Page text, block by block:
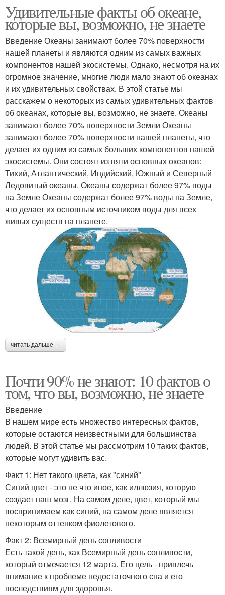
Удивительные факты об океане,
которые вы, возможно, не знаете
Введение Океаны занимают более 70% поверхности
нашей планеты и являются одним из самых важных
компонентов нашей экосистемы. Однако, несмотря на их
огромное значение, многие люди мало знают об океанах
и их удивительных свойствах. В этой статье мы
расскажем о некоторых из самых удивительных фактов
об океанах, которые вы, возможно, не знаете. Океаны
занимают более 70% поверхности Земли Океаны
занимают более 70% поверхности нашей планеты, что
делает их одним из самых больших компонентов нашей
экосистемы. Они состоят из пяти основных океанов:
Тихий, Атлантический, Индийский, Южный и Северный
Ледовитый океаны. Океаны содержат более 97% воды
на Земле Океаны содержат более 97% воды на Земле,
что делает их основным источником воды для всех
живых существ на планете.
читать дальше →
Почти 90% не знают: 10 фактов о
том, что вы, возможно, не знаете
Введение
В нашем мире есть множество интересных фактов,
которые остаются неизвестными для большинства
людей. В этой статье мы рассмотрим 10 таких фактов,
которые могут удивить вас.
Факт 1: Нет такого цвета, как "синий"
Синий цвет - это не что иное, как иллюзия, которую
создает наш мозг. На самом деле, цвет, который мы
воспринимаем как синий, на самом деле является
некоторым оттенком фиолетового.
Факт 2: Всемирный день сонливости
Есть такой день, как Всемирный день сонливости,
который отмечается 12 марта. Его цель - привлечь
внимание к проблеме недостаточного сна и его
последствиям для здоровья.